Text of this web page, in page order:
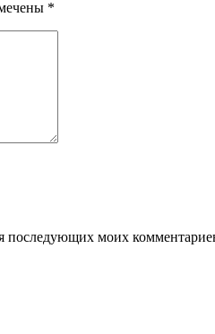
*
последующих моих